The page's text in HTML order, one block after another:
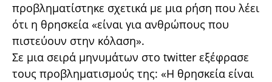
προβληματίστηκε σχετικά με μια ρήση που λέει
ότι η θρησκεία «είναι για ανθρώπους που
πιστεύουν στην κόλαση».
Σε μια σειρά μηνυμάτων στο twitter εξέφρασε
τους προβληματισμούς της: «Η θρησκεία είναι